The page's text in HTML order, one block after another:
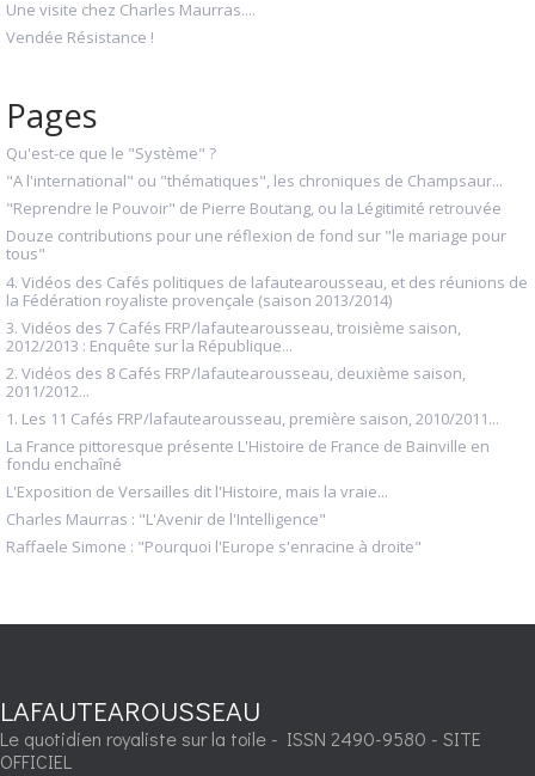
Une visite chez Charles Maurras....
Vendée Résistance !
Pages
Qu'est-ce que le "Système" ?
"A l'international" ou "thématiques", les chroniques de Champsaur...
"Reprendre le Pouvoir" de Pierre Boutang, ou la Légitimité retrouvée
Douze contributions pour une réflexion de fond sur "le mariage pour
tous"
4. Vidéos des Cafés politiques de lafautearousseau, et des réunions de
la Fédération royaliste provençale (saison 2013/2014)
3. Vidéos des 7 Cafés FRP/lafautearousseau, troisième saison,
2012/2013 : Enquête sur la République...
2. Vidéos des 8 Cafés FRP/lafautearousseau, deuxième saison,
2011/2012...
1. Les 11 Cafés FRP/lafautearousseau, première saison, 2010/2011...
La France pittoresque présente L'Histoire de France de Bainville en
fondu enchaîné
L'Exposition de Versailles dit l'Histoire, mais la vraie...
Charles Maurras : "L'Avenir de l'Intelligence"
Raffaele Simone : "Pourquoi l'Europe s'enracine à droite"
LAFAUTEAROUSSEAU
Le quotidien royaliste sur la toile - ISSN 2490-9580 - SITE
OFFICIEL